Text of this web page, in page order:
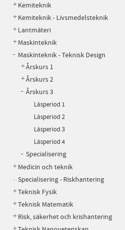
Kemiteknik
Kemiteknik - Livsmedelsteknik
Lantmäteri
Maskinteknik
Maskinteknik - Teknisk Design
Årskurs 1
Årskurs 2
Årskurs 3
Läsperiod 1
Läsperiod 2
Läsperiod 3
Läsperiod 4
Specialisering
Medicin och teknik
Specialisering - Riskhantering
Teknisk Fysik
Teknisk Matematik
Risk, säkerhet och krishantering